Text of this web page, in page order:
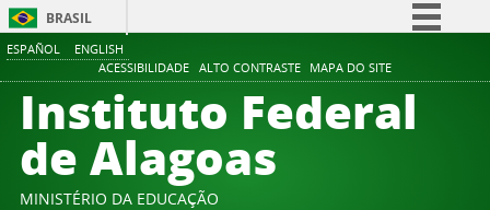
ESPAÑOL ENGLISH
ACESSIBILIDADE ALTO CONTRASTE MAPA DO SITE
BRASIL
Comunica BR
Participe
Instituto Federal
de Alagoas
MINISTÉRIO DA EDUCAÇÃO